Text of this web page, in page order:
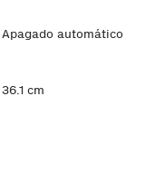
Apagado automático
36.1 cm